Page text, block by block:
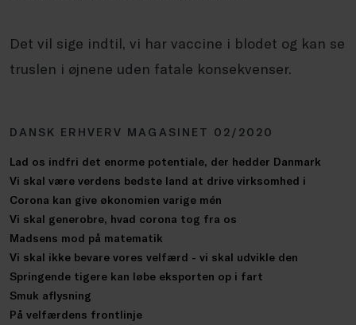
Det vil sige indtil, vi har vaccine i blodet og kan se
truslen i øjnene uden fatale konsekvenser.
DANSK ERHVERV MAGASINET 02/2020
Lad os indfri det enorme potentiale, der hedder Danmark
Vi skal være verdens bedste land at drive virksomhed i
Corona kan give økonomien varige mén
Vi skal generobre, hvad corona tog fra os
Madsens mod på matematik
Vi skal ikke bevare vores velfærd - vi skal udvikle den
Springende tigere kan løbe eksporten op i fart
Smuk aflysning
På velfærdens frontlinje